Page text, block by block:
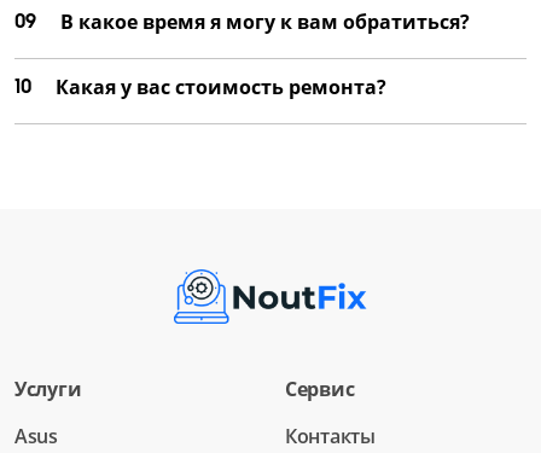
09 В какое время я могу к вам обратиться?
10 Какая у вас стоимость ремонта?
Услуги
Asus
Сервис
Контакты